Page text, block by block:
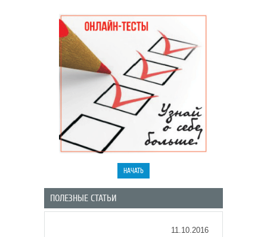
ПОЛЕЗНЫЕ СТАТЬИ
11.10.2016